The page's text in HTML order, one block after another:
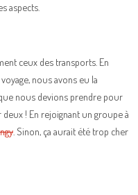
aspects.
ceux des transports. En
nous avons eu la
nous devions prendre pour
! En rejoignant un groupe à
. Sinon, ça aurait été trop cher